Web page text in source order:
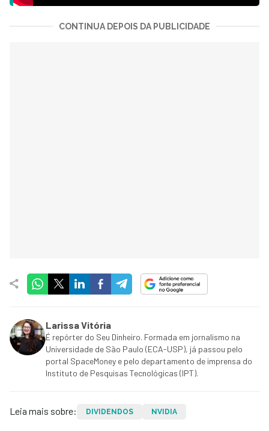
CONTINUA DEPOIS DA PUBLICIDADE
Larissa Vitória
É repórter do Seu Dinheiro. Formada em jornalismo na
Universidade de São Paulo (ECA-USP), já passou pelo
portal SpaceMoney e pelo departamento de imprensa do
Instituto de Pesquisas Tecnológicas (IPT).
Leia mais sobre: DIVIDENDOS NVIDIA